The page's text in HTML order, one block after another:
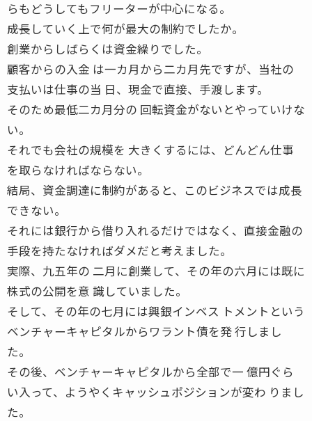
らもどうしてもフリーターが中心になる。
――成長していく上で何が最大の制約でしたか。
創業からしばらくは資金繰りでした。
顧客からの入金 は一カ月から二カ月先ですが、当社の
支払いは仕事の当 日、現金で直接、手渡します。
そのため最低二カ月分の 回転資金がないとやっていけな
い。
それでも会社の規模を 大きくするには、どんどん仕事
を取らなければならない。
結局、資金調達に制約があると、このビジネスでは成長
できない。
それには銀行から借り入れるだけではなく、直接金融の
手段を持たなければダメだと考えました。
実際、九五年の 二月に創業して、その年の六月には既に
株式の公開を意 識していました。
そして、その年の七月には興銀インベス トメントという
ベンチャーキャピタルからワラント債を発 行しまし
た。
その後、ベンチャーキャピタルから全部で一 億円ぐら
い入って、ようやくキャッシュポジションが変わ りまし
た。